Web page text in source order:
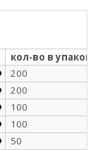
кол-во в
200
200
100
100
50